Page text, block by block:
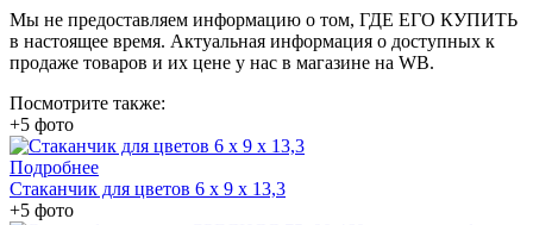
Мы не предоставляем информацию о том, ГДЕ ЕГО КУПИТЬ
в настоящее время. Актуальная информация о доступных к
продаже товаров и их цене у нас в магазине на WB.
Посмотрите также:
+5 фото
Подробнее
Стаканчик для цветов 6 х 9 х 13,3
+5 фото